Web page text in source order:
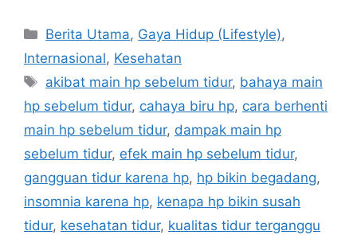
C
a
e
g
o
r
i
e
s
Berita Utama, Gaya Hidup (Lifestyle),
Internasional, Kesehatan
T
a
s
akibat main hp sebelum tidur, bahaya main
hp sebelum tidur, cahaya biru hp, cara berhenti
main hp sebelum tidur, dampak main hp
sebelum tidur, efek main hp sebelum tidur,
gangguan tidur karena hp, hp bikin begadang,
insomnia karena hp, kenapa hp bikin susah
tidur, kesehatan tidur, kualitas tidur terganggu